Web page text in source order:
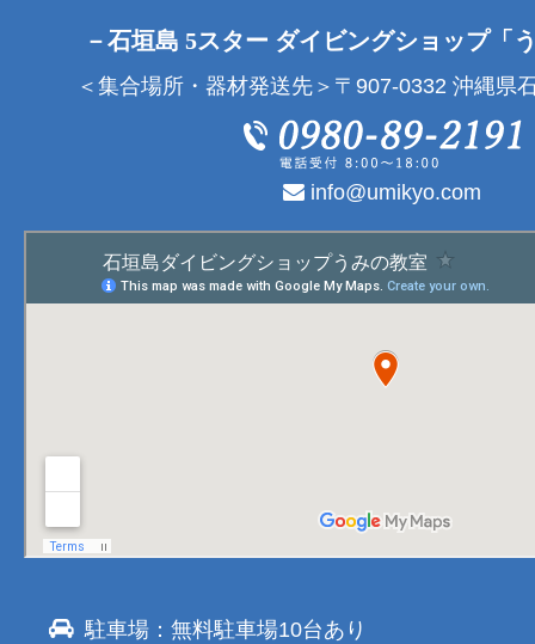
－石垣島 5スター ダイビングショップ「
＜集合場所・器材発送先＞〒907-0332 沖縄県
info@umikyo.com
駐車場：無料駐車場10台あり